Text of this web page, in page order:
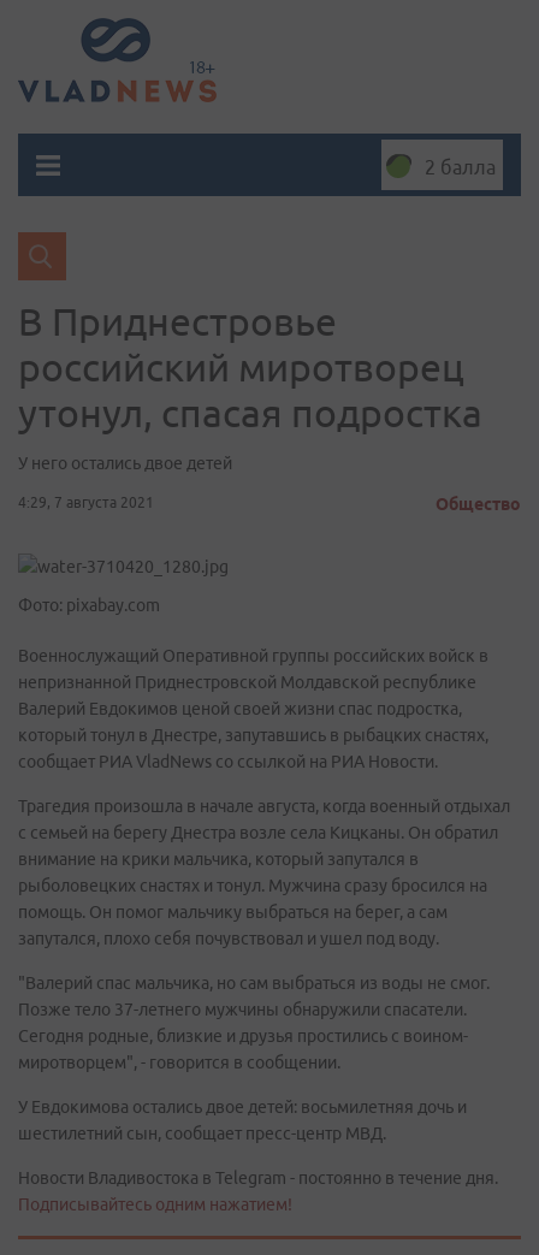
2 балла
В Приднестровье
российский миротворец
утонул, спасая подростка
У него остались двое детей
4:29, 7 августа 2021 Общество
Фото: pixabay.com
Военнослужащий Оперативной группы российских войск в
непризнанной Приднестровской Молдавской республике
Валерий Евдокимов ценой своей жизни спас подростка,
который тонул в Днестре, запутавшись в рыбацких снастях,
сообщает РИА VladNews со ссылкой на РИА Новости.
Трагедия произошла в начале августа, когда военный отдыхал
с семьей на берегу Днестра возле села Кицканы. Он обратил
внимание на крики мальчика, который запутался в
рыболовецких снастях и тонул. Мужчина сразу бросился на
помощь. Он помог мальчику выбраться на берег, а сам
запутался, плохо себя почувствовал и ушел под воду.
"Валерий спас мальчика, но сам выбраться из воды не смог.
Позже тело 37-летнего мужчины обнаружили спасатели.
Сегодня родные, близкие и друзья простились с воином-
миротворцем", - говорится в сообщении.
У Евдокимова остались двое детей: восьмилетняя дочь и
шестилетний сын, сообщает пресс-центр МВД.
Новости Владивостока в Telegram - постоянно в течение дня.
Подписывайтесь одним нажатием!